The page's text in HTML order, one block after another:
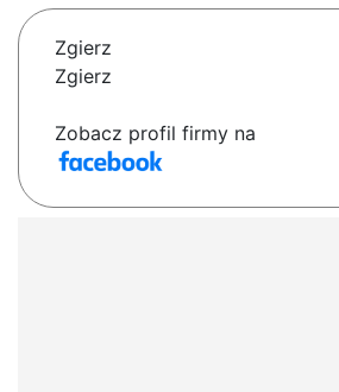
Zgierz
Zgierz
Zobacz profil firmy na